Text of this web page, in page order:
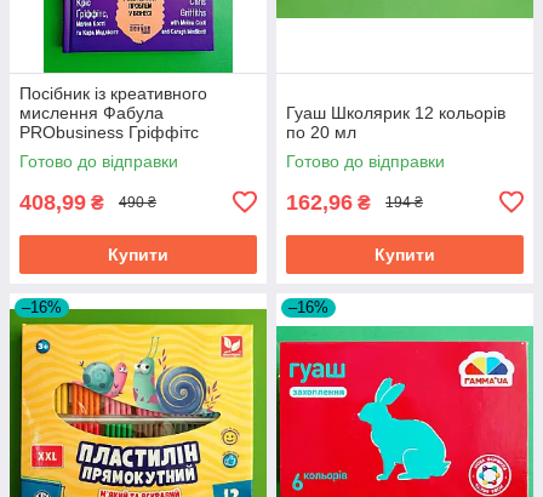
Посібник із креативного
мислення Фабула
PRObusiness Гріффітс
фіолетова
Готово до відправки
408,99 ₴ 490 ₴
Купити
Гуаш Школярик 12 кольорів
по 20 мл
Готово до відправки
162,96 ₴ 194 ₴
Купити
–16% –16%